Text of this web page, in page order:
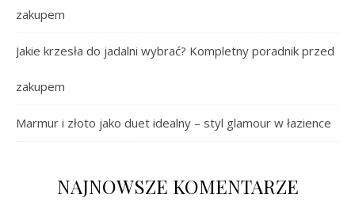
zakupem
Jakie krzesła do jadalni wybrać? Kompletny poradnik przed
zakupem
Marmur i złoto jako duet idealny – styl glamour w łazience
NAJNOWSZE KOMENTARZE